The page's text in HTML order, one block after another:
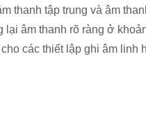
thanh tập trung và âm
âm thanh rõ ràng ở
các thiết lập ghi âm linh